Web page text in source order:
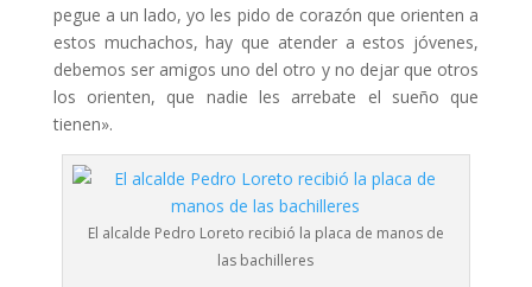
pegue a un lado, yo les pido de corazón que orienten a
estos muchachos, hay que atender a estos jóvenes,
debemos ser amigos uno del otro y no dejar que otros
los orienten, que nadie les arrebate el sueño que
tienen».
El alcalde Pedro Loreto recibió la placa de manos de
las bachilleres